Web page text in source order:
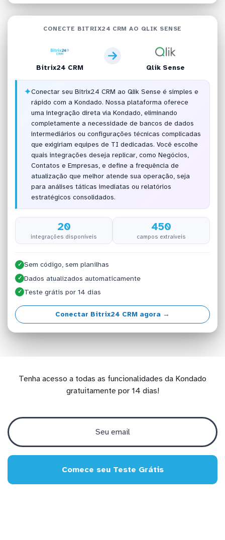
CONECTE BITRIX24 CRM AO QLIK SENSE
Bitrix24 CRM Qlik Sense
✦Conectar seu Bitrix24 CRM ao Qlik Sense é simples e
rápido com a Kondado. Nossa plataforma oferece
uma integração direta via Kondado, eliminando
completamente a necessidade de bancos de dados
intermediários ou configurações técnicas complicadas
que exigiriam equipes de TI dedicadas. Você escolhe
quais integrações deseja replicar, como Negócios,
Contatos e Empresas, e define a frequência de
atualização que melhor atende sua operação, seja
para análises táticas imediatas ou relatórios
estratégicos consolidados.
20
integrações disponíveis
450
campos extraíveis
✓ Sem código, sem planilhas
✓ Dados atualizados automaticamente
✓ Teste grátis por 14 dias
Conectar Bitrix24 CRM agora →
Tenha acesso a todas as funcionalidades da Kondado
gratuitamente por 14 dias!
Comece seu Teste Grátis